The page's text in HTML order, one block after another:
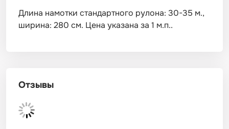
Длина намотки стандартного рулона: 30-35 м.,
ширина: 280 см. Цена указана за 1 м.п..
Отзывы